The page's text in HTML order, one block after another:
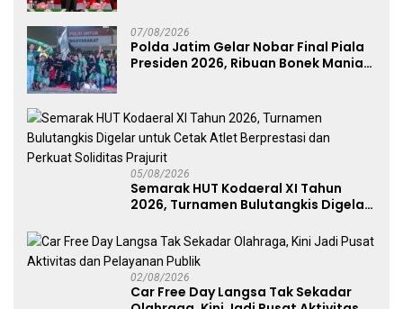
07/08/2026
Polda Jatim Gelar Nobar Final Piala
Presiden 2026, Ribuan Bonek Mania
05/08/2026
Semarak HUT Kodaeral XI Tahun
2026, Turnamen Bulutangkis Digelar
Perkuat Soliditas Prajurit
02/08/2026
Car Free Day Langsa Tak Sekadar